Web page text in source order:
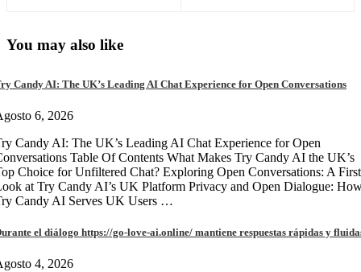
You may also like
Candy AI: The UK’s Leading AI Chat Experience for Open Conversations
6, 2026
Candy AI: The UK’s Leading AI Chat Experience for Open
Table Of Contents What Makes Try Candy AI the UK’s
Choice for Unfiltered Chat? Exploring Open Conversations: A First
at Try Candy AI’s UK Platform Privacy and Open Dialogue:
Candy AI Serves UK Users …
el diálogo https://go-love-ai.online/ mantiene respuestas rápidas y
4, 2026